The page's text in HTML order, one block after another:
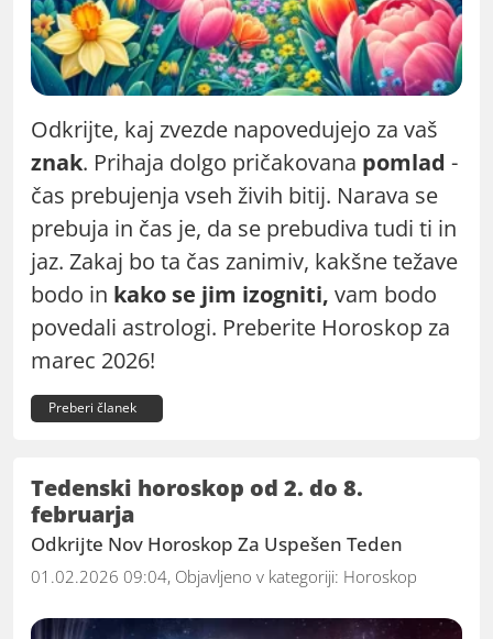
Odkrijte, kaj zvezde napovedujejo za vaš
znak. Prihaja dolgo pričakovana pomlad -
čas prebujenja vseh živih bitij. Narava se
prebuja in čas je, da se prebudiva tudi ti in
jaz. Zakaj bo ta čas zanimiv, kakšne težave
bodo in kako se jim izogniti, vam bodo
povedali astrologi. Preberite Horoskop za
marec 2026!
Preberi članek
Tedenski horoskop od 2. do 8.
februarja
Odkrijte Nov Horoskop Za Uspešen Teden
01.02.2026 09:04, Objavljeno v kategoriji: Horoskop